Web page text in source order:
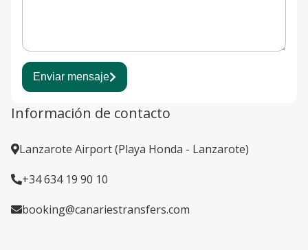
Información de contacto
Lanzarote Airport (Playa Honda - Lanzarote)
+34 634 19 90 10
booking@canariestransfers.com
Enviar mensaje